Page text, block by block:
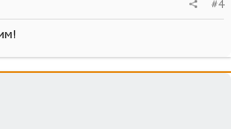
#4